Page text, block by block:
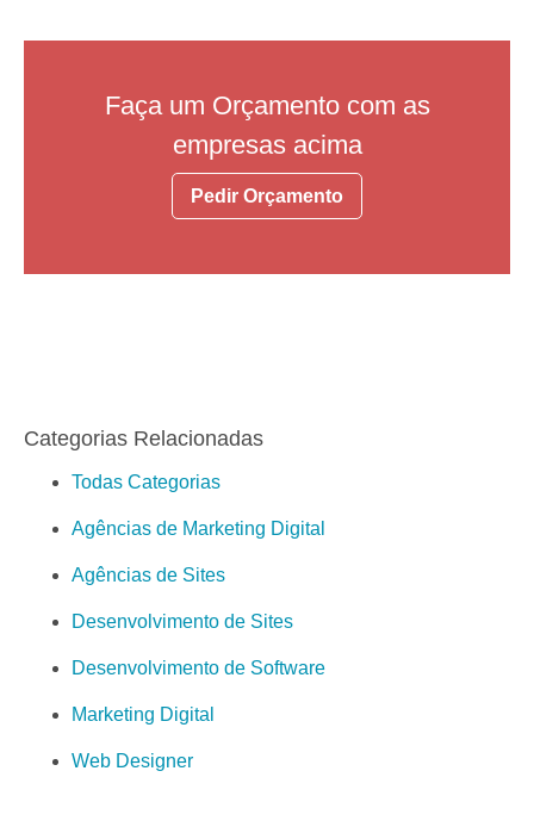
Faça um Orçamento com as
empresas acima
Pedir Orçamento
Categorias Relacionadas
Todas Categorias
Agências de Marketing Digital
Agências de Sites
Desenvolvimento de Sites
Desenvolvimento de Software
Marketing Digital
Web Designer